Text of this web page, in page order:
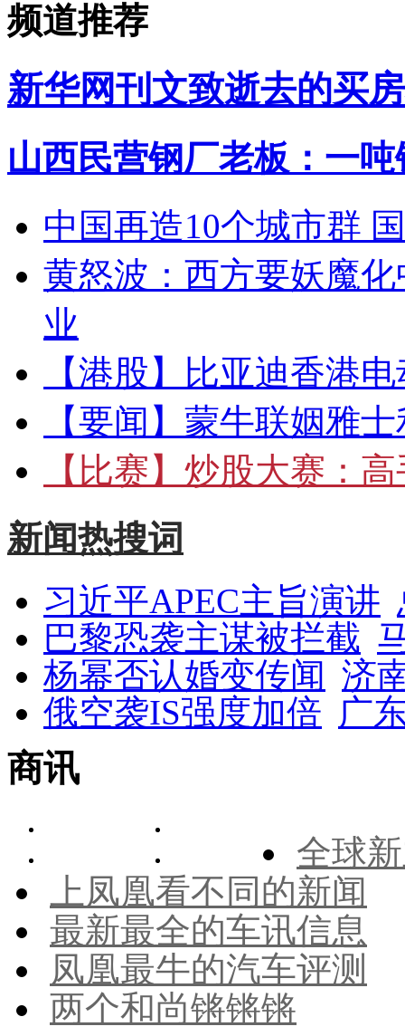
频道推荐
新华网刊文致逝去的买
山西民营钢厂老板：一
中国再造10个城市群
黄怒波：西方要妖魔
业
【港股】
比亚迪香港
【要闻】 蒙牛联姻雅
【比赛】 炒股大赛：高
新闻热搜词
习近平APEC主旨演讲
巴黎恐袭主谋被拦截
杨幂否认婚变传闻 济
俄空袭IS强度加倍 广
商讯
全球
上凤凰看不同的新闻
最新最全的车讯信息
凤凰最牛的汽车评测
两个和尚锵锵锵